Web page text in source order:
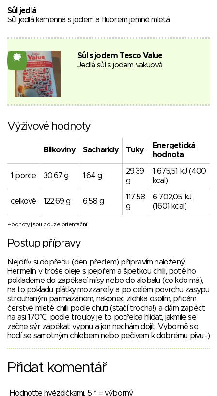
Sůl jedlá
Sůl jedlá kamenná s jodem a fluorem jemně mletá.
25
Sůl s jodem Tesco Value
Jedlá sůl s jodem vakuová
Výživové hodnoty
Bílkoviny Sacharidy Tuky
Energetická
hodnota
1 porce 30,67 g 1,64 g
29,39
g
1 675,51 kJ (400
kcal)
celkově 122,69 g 6,58 g
117,58
g
6 702,05 kJ
(1601 kcal)
Hodnoty jsou pouze orientační.
Postup přípravy
Nejdřív si dopředu (den předem) připravím naložený
Hermelín v troše oleje s pepřem a špetkou chilli, poté ho
poklademe do zapékací mísy nebo do alobalu (co kdo má),
na to pokladu plátky mozzarelly a po celém povrchu zasypu
strouhaným parmazánem, nakonec zlehka osolím, přidám
čerstvě mleté chilli podle chuti (stačí trocha!) a dám zapéct
na asi 170°C, podle trouby je to potřeba hlídat, jakmile se
začne sýr zapékat vypnu a jen nechám dojít. Vyborně se
hodí se samotným chlebem nebo pečivem k dobrému pivu:-)
Přidat komentář
Hodnoťte hvězdičkami. 5 * = výborný